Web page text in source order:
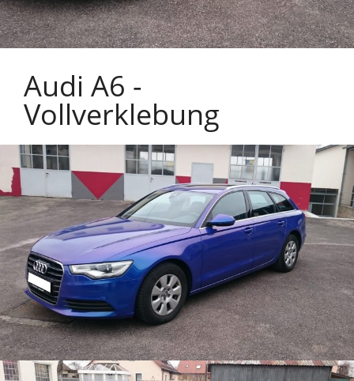
Audi A6 -
Vollverklebung